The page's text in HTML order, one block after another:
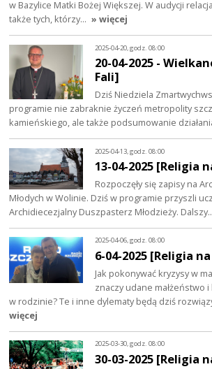
w Bazylice Matki Bożej Większej. W audycji
także tych, którzy… » więcej
2025-04-20, godz. 08:00
20-04-2025 -
Fali]
Dziś Niedziela
programie nie zabraknie życzeń metropolity
kamieńskiego, ale także podsumowanie
2025-04-13, godz. 08:00
13-04-2025 [Religia
Rozpoczęły się zapisy na
Młodych w Wolinie. Dziś w programie przyszli
Archidiecezjalny Duszpasterz Młodzieży.
2025-04-06, godz. 08:00
6-04-2025 [Religia
Jak pokonywać kryzysy w
znaczy udane małżeństwo
w rodzinie? Te i inne dylematy będą dziś
więcej
2025-03-30, godz. 08:00
30-03-2025 [Religia